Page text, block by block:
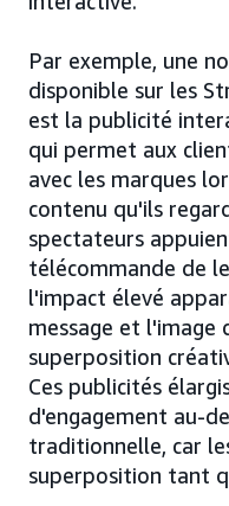
Par exemple, une
disponible sur les
est la publicité
qui permet aux
avec les marques
contenu qu'ils
spectateurs
télécommande de
l'impact élevé
message et l'image
superposition
Ces publicités
d'engagement au-
traditionnelle, car
superposition tant